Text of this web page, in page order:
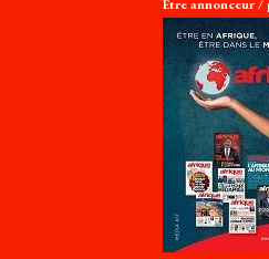
Être annonceur /